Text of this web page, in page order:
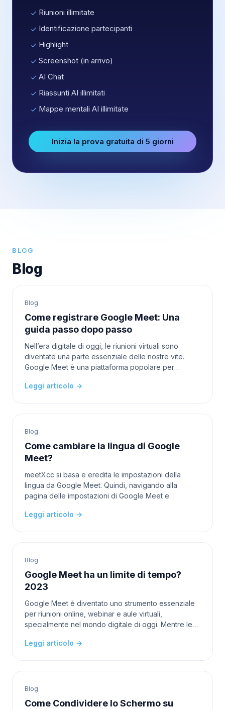
Riunioni illimitate
Identificazione partecipanti
Highlight
Screenshot (in arrivo)
AI Chat
Riassunti AI illimitati
Mappe mentali AI illimitate
Inizia la prova gratuita di 5 giorni
BLOG
Blog
Blog
Come registrare Google Meet: Una
guida passo dopo passo
Nell’era digitale di oggi, le riunioni virtuali sono
diventate una parte essenziale delle nostre vite.
Google Meet è una piattaforma popolare per
Leggi articolo →
Blog
Come cambiare la lingua di Google
Meet?
meetXcc si basa e eredita le impostazioni della
lingua da Google Meet. Quindi, navigando alla
pagina delle impostazioni di Google Meet e
utilizzata
Leggi articolo →
Blog
Google Meet ha un limite di tempo?
2023
Google Meet è diventato uno strumento essenziale
per riunioni online, webinar e aule virtuali,
specialmente nel mondo digitale di oggi. Mentre le
esi
Leggi articolo →
Blog
Come Condividere lo Schermo su